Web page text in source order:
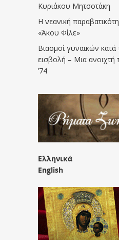
Κυριάκου Μητσοτάκη
Η νεανική
«Άκου Φίλε»
Βιασμοί γυναικών κατά
εισβολή – Μια ανοιχτή
’74
Ελληνικά
English